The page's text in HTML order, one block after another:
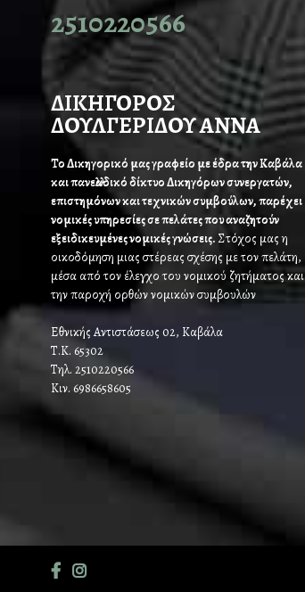
2510220566
ΔΙΚΗΓΟΡΟΣ
ΔΟΥΛΓΕΡΙΔΟΥ ΑΝΝΑ
Το Δικηγορικό μας γραφείο με έδρα την Καβάλα
και πανελλαδικό δίκτυο Δικηγόρων συνεργατών,
επιστημόνων και τεχνικών συμβούλων, παρέχει
νομικές υπηρεσίες σε πελάτες που αναζητούν
εξειδικευμένες νομικές γνώσεις. Στόχος μας η
οικοδόμηση μιας στέρεας σχέσης με τον πελάτη,
μέσα από τον έλεγχο του νομικού ζητήματος και
την παροχή ορθών νομικών συμβουλών
Εθνικής Αντιστάσεως 02, Καβάλα
Τ.Κ. 65302
Τηλ. 2510220566
Κιν. 6986658605